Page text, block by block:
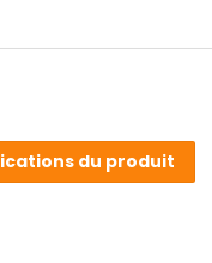
du produit